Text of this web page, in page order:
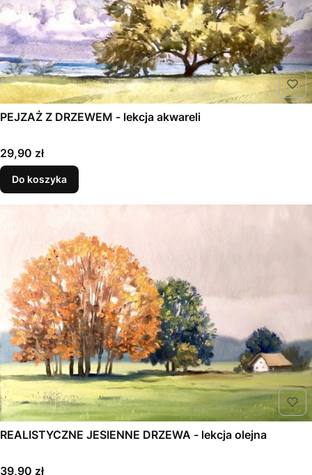
PEJZAŻ Z DRZEWEM - lekcja akwareli
Cena
29,90 zł
Do koszyka
REALISTYCZNE JESIENNE DRZEWA - lekcja olejna
Cena
39,90 zł